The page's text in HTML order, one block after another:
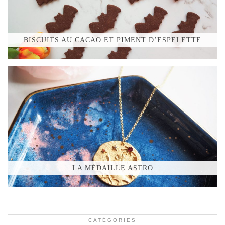
BISCUITS AU CACAO ET PIMENT D’ESPELETTE
LA MÉDAILLE ASTRO
CATÉGORIES